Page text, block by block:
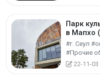
Парк
в Мапхо (
#г. Сеул
22-11-03